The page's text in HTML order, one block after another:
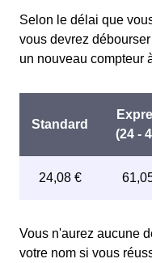
Selon le délai que
vous devrez
un nouveau compteur
Vous n'aurez aucune
votre nom si vous